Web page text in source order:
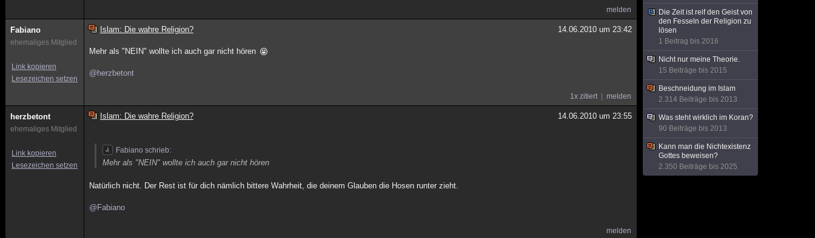
melden
Fabiano
ehemaliges Mitglied
Link kopieren
Lesezeichen setzen
Islam: Die wahre Religion? 14.06.2010 um 23:42
Mehr als "NEIN" wollte ich auch gar nicht hören
@herzbetont
1x zitiert melden
herzbetont
ehemaliges Mitglied
Link kopieren
Lesezeichen setzen
Islam: Die wahre Religion? 14.06.2010 um 23:55
Fabiano schrieb:
Mehr als "NEIN" wollte ich auch gar nicht hören
Natürlich nicht. Der Rest ist für dich nämlich bittere Wahrheit, die deinem Glauben die Hosen runter zieht.
@Fabiano
melden
Die Zeit ist reif den Geist von
den Fesseln der Religion zu
lösen
1 Beitrag bis 2016
Nicht nur meine Theorie.
15 Beiträge bis 2015
Beschneidung im Islam
2.314 Beiträge bis 2013
Was steht wirklich im Koran?
90 Beiträge bis 2013
Kann man die Nichtexistenz
Gottes beweisen?
2.350 Beiträge bis 2025